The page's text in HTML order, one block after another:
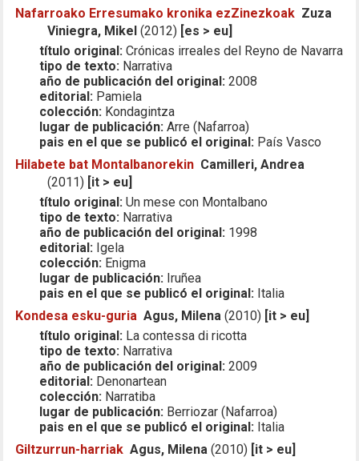
Nafarroako Erresumako kronika ezZinezkoak Zuza
Viniegra, Mikel (2012) [es > eu]
título original: Crónicas irreales del Reyno de Navarra
tipo de texto: Narrativa
año de publicación del original: 2008
editorial: Pamiela
colección: Kondagintza
lugar de publicación: Arre (Nafarroa)
pais en el que se publicó el original: País Vasco
Hilabete bat Montalbanorekin Camilleri, Andrea
(2011) [it > eu]
título original: Un mese con Montalbano
tipo de texto: Narrativa
año de publicación del original: 1998
editorial: Igela
colección: Enigma
lugar de publicación: Iruñea
pais en el que se publicó el original: Italia
Kondesa esku-guria Agus, Milena (2010) [it > eu]
título original: La contessa di ricotta
tipo de texto: Narrativa
año de publicación del original: 2009
editorial: Denonartean
colección: Narratiba
lugar de publicación: Berriozar (Nafarroa)
pais en el que se publicó el original: Italia
Giltzurrun-harriak Agus, Milena (2010) [it > eu]